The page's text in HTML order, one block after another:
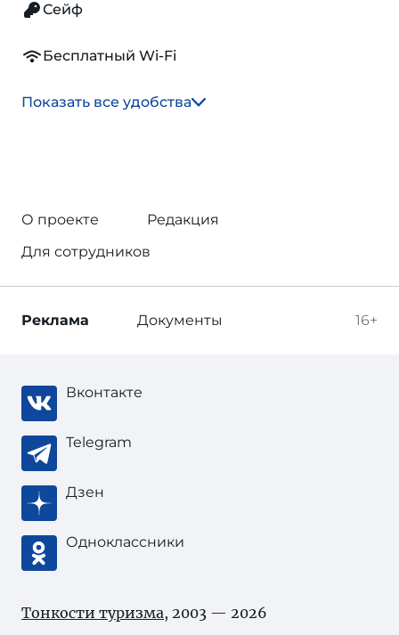
Сейф
Бесплатный Wi-Fi
Показать все удобства
О проекте
Редакция
Для сотрудников
16+
Реклама Документы
Вконтакте
Telegram
Дзен
Одноклассники
Тонкости туризма, 2003 — 2026